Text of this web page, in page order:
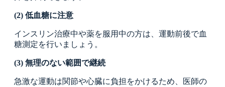
(2) 低血糖に注意
インスリン治療中や薬を服用中の方は、運動前後で血
糖測定を行いましょう。
(3) 無理のない範囲で継続
急激な運動は関節や心臓に負担をかけるため、医師の